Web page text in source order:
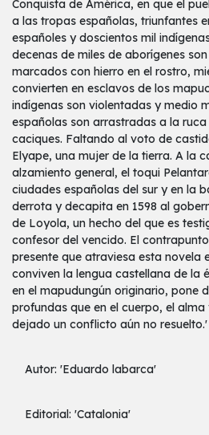
Conquista de América, en que el
a las tropas españolas, triunfantes
españoles y doscientos mil
decenas de miles de aborígenes
marcados con hierro en el rostro,
convierten en esclavos de los
indígenas son violentadas y medio
españolas son arrastradas a la
caciques. Faltando al voto de
Elyape, una mujer de la tierra. A la
alzamiento general, el toqui
ciudades españolas del sur y en la
derrota y decapita en 1598 al
de Loyola, un hecho del que es
confesor del vencido. El
presente que atraviesa esta novela
conviven la lengua castellana de la
en el mapudungún originario, pone
profundas que en el cuerpo, el alma
dejado un conflicto aún no resuelto.'
Autor: 'Eduardo labarca'
Editorial: 'Catalonia'